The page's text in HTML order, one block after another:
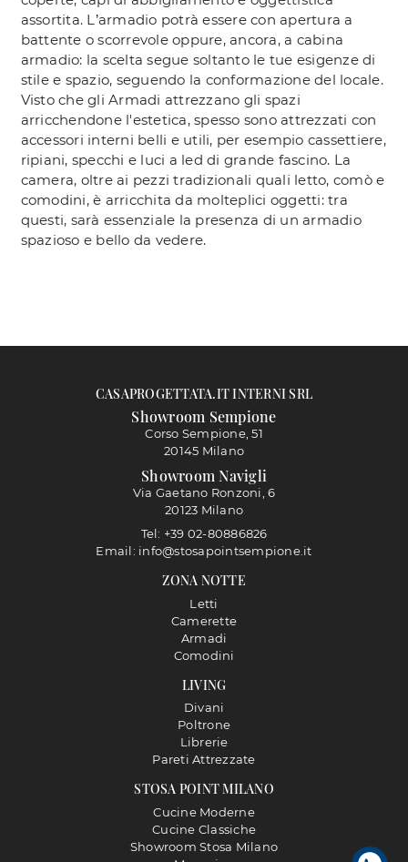
assortita. L’armadio potrà essere con apertura a
battente o scorrevole oppure, ancora, a cabina
armadio: la scelta segue soltanto le tue esigenze di
stile e spazio, seguendo la conformazione del locale.
Visto che gli Armadi attrezzano gli spazi
arricchendone l'estetica, spesso sono attrezzati con
accessori interni belli e utili, per esempio cassettiere,
ripiani, specchi e luci a led di grande fascino. La
camera, oltre ai pezzi tradizionali quali letto, comò e
comodini, è arricchita da molteplici oggetti: tra
questi, sarà essenziale la presenza di un armadio
spazioso e bello da vedere.
STOSA POINT MILANO
Cucine Moderne
Cucine Classiche
Showroom Stosa Milano
LIVING
Divani
Poltrone
Librerie
Pareti Attrezzate
ZONA NOTTE
Letti
Camerette
Armadi
Comodini
CASAPROGETTATA.IT INTERNI SRL
Showroom Sempione
Corso Sempione, 51
20145 Milano
Showroom Navigli
Via Gaetano Ronzoni, 6
20123 Milano
Tel: +39 02-80886826
Email: info@stosapointsempione.it